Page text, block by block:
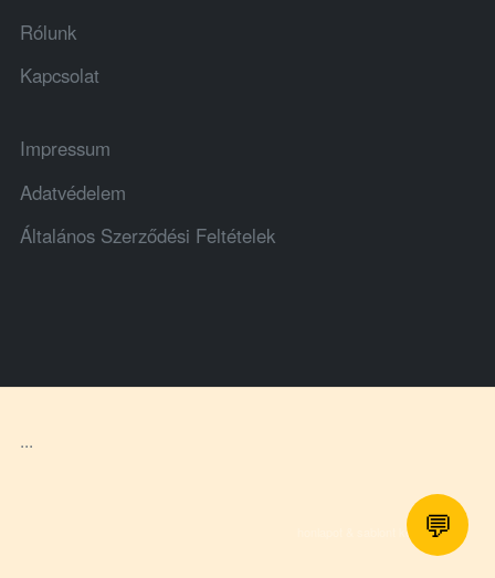
Rólunk
Kapcsolat
Impressum
Adatvédelem
Általános Szerződési Feltételek
...
honlapot & sablont készítette
💬